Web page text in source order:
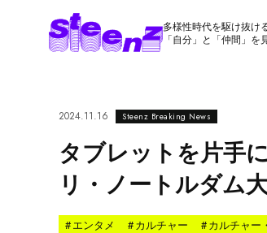
多様性時代を駆け抜け
「自分」と「仲間」
2024.11.16 Steenz Breaking News
タブレットを片手
リ・ノートルダム
#エンタメ #カルチャー #カルチャー